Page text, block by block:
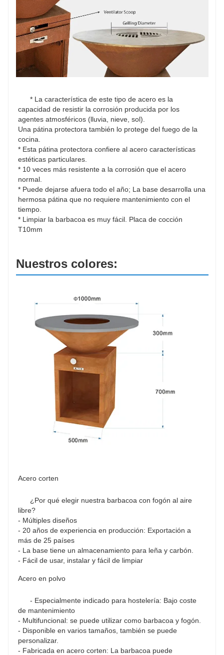
* La característica de este tipo de acero es la
capacidad de resistir la corrosión producida por los
agentes atmosféricos (lluvia, nieve, sol).
Una pátina protectora también lo protege del fuego de la
cocina.
* Esta pátina protectora confiere al acero características
estéticas particulares.
* 10 veces más resistente a la corrosión que el acero
normal.
* Puede dejarse afuera todo el año; La base desarrolla una
hermosa pátina que no requiere mantenimiento con el
tiempo.
* Limpiar la barbacoa es muy fácil. Placa de cocción
T10mm
Nuestros colores:
Acero corten
¿Por qué elegir nuestra barbacoa con fogón al aire
libre?
- Múltiples diseños
- 20 años de experiencia en producción: Exportación a
más de 25 países
- La base tiene un almacenamiento para leña y carbón.
- Fácil de usar, instalar y fácil de limpiar
Acero en polvo
- Especialmente indicado para hostelería: Bajo coste
de mantenimiento
- Multifuncional: se puede utilizar como barbacoa y fogón.
- Disponible en varios tamaños, también se puede
personalizar.
- Fabricada en acero corten: La barbacoa puede